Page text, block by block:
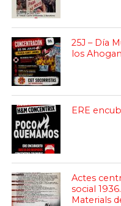
25J – Día
los
ERE
Actes
social
Materials